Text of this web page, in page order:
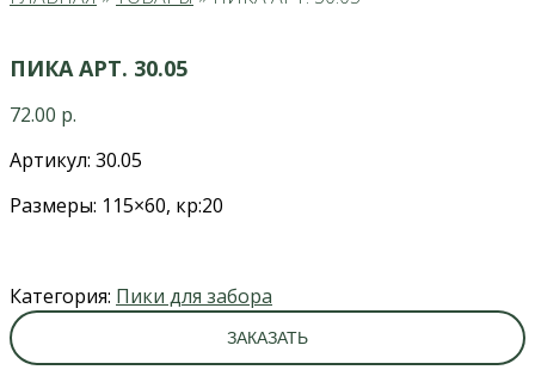
ПИКА АРТ. 30.05
72.00 р.
Артикул: 30.05
Размеры: 115×60, кр:20
Категория: Пики для забора
ЗАКАЗАТЬ